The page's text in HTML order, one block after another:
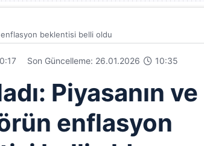
enflasyon beklentisi belli oldu
Son Güncelleme: 26.01.2026 10:35
Piyasanın ve
enflasyon